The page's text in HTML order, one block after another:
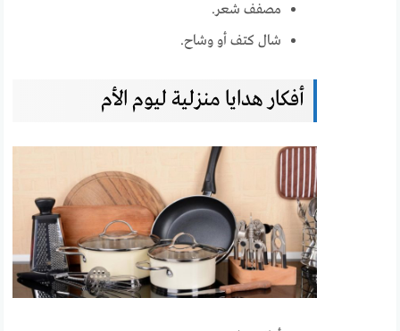
مصفف شعر.
شال كتف أو وشاح.
أفكار هدايا منزلية ليوم الأم